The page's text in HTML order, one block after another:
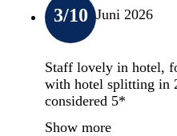
3/10 Juni 2026
Staff lovely in hotel,
with hotel splitting in
considered 5*
Show more